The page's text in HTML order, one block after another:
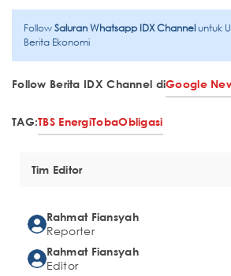
FollowSaluran Whatsapp IDX Channeluntuk
Berita Ekonomi
Follow Berita IDX Channel diGoogle
TAG:TBS EnergiTobaObligasi
Tim Editor
Rahmat Fiansyah
Reporter
Rahmat Fiansyah
Editor